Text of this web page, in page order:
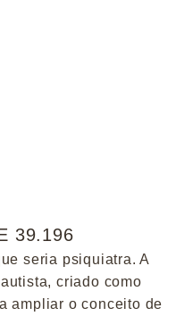
39.196
seria psiquiatra. A
criado como
ampliar o conceito de